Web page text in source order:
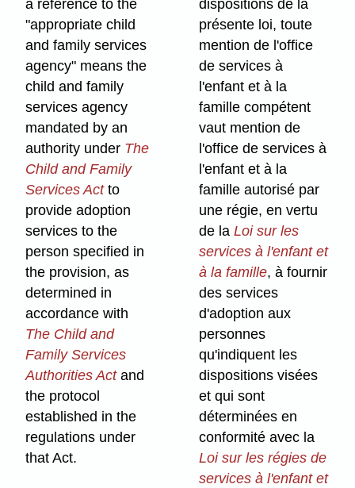
a reference to the
"appropriate child
and family services
agency" means the
child and family
services agency
mandated by an
authority under The
Child and Family
Services Actto
provide adoption
services to the
person specified in
the provision, as
determined in
accordance with
The Child and
Family Services
Authorities Actand
the protocol
established in the
regulations under
that Act.
dispositions de la
présente loi, toute
mention de l'office
de services à
l'enfant et à la
famille compétent
vaut mention de
l'office de services à
l'enfant et à la
famille autorisé par
une régie, en vertu
de laLoi sur les
services à l'enfant et
à la famille, à fournir
des services
d'adoption aux
personnes
qu'indiquent les
dispositions visées
et qui sont
déterminées en
conformité avec la
Loi sur les régies de
services à l'enfant et